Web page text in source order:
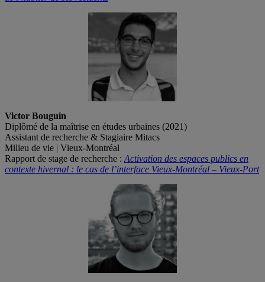
Victor Bouguin
Diplômé de la maîtrise en études urbaines (2021)
Assistant de recherche & Stagiaire Mitacs
Milieu de vie | Vieux-Montréal
Rapport de stage de recherche :Activation des espaces publics en
contexte hivernal : le cas de l’interface Vieux-Montréal – Vieux-Port